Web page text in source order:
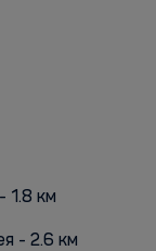
1.8 км
- 2.6 км